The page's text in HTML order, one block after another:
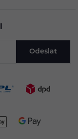
Odeslat